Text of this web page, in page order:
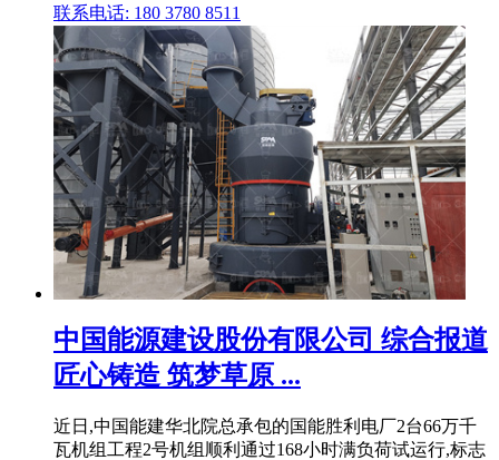
联系电话: 180 3780 8511
中国能源建设股份有限公司 综合报道
匠心铸造 筑梦草原 ...
近日,中国能建华北院总承包的国能胜利电厂2台66万千
瓦机组工程2号机组顺利通过168小时满负荷试运行,标志